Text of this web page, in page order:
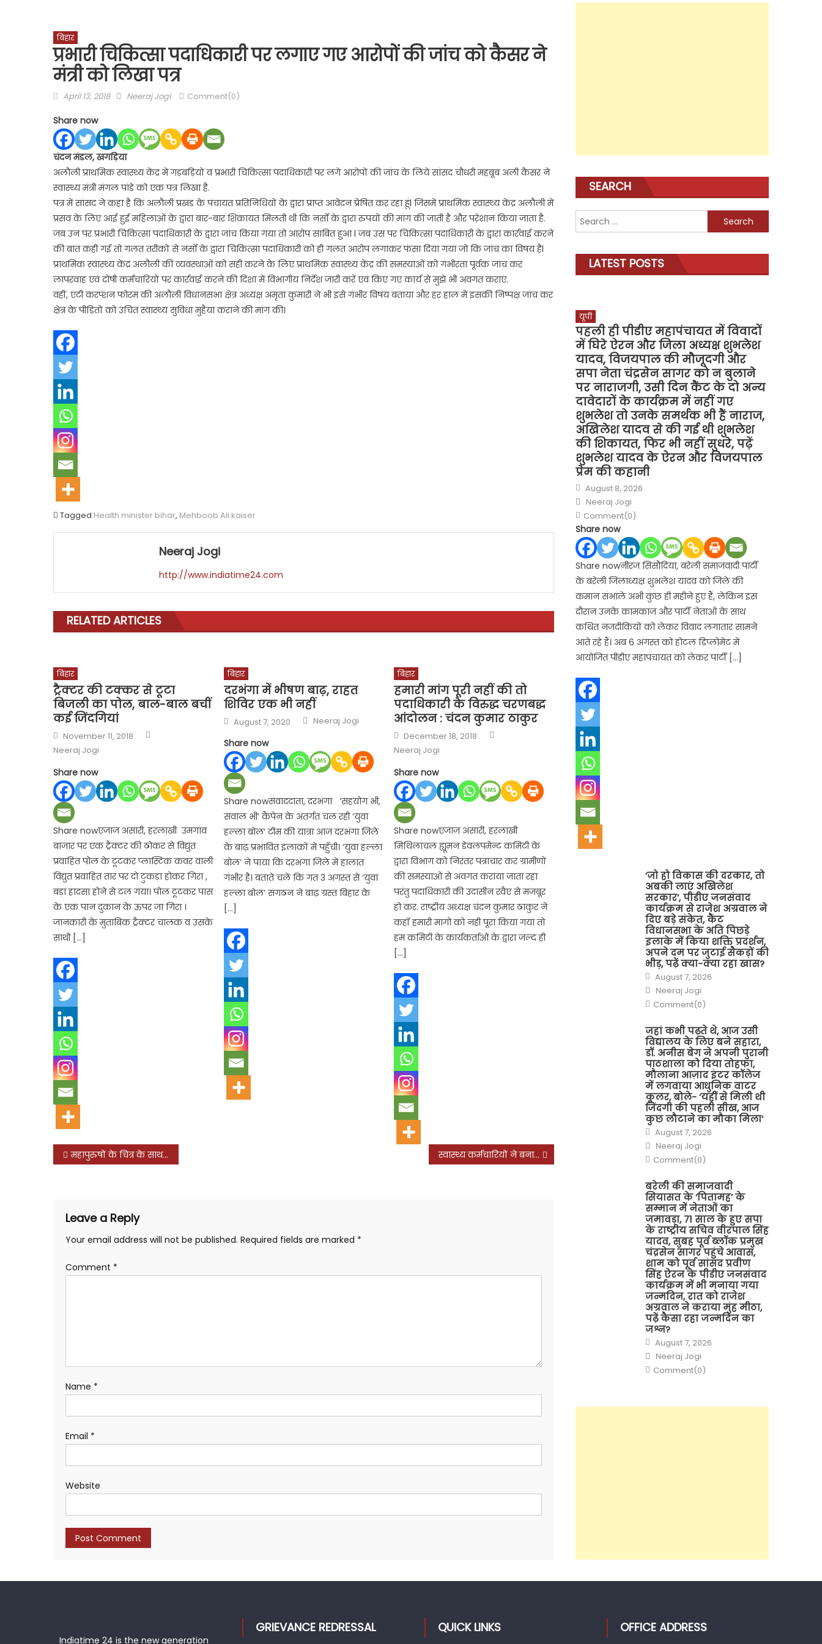
बिहार
प्रभारी चिकित्सा पदाधिकारी पर लगाए गए आरोपों की जांच को कैसर ने
मंत्री को लिखा पत्र
Posted
April 13, 2018 Author
Neeraj Jogi Comment(0)
Share now
चंदन मंडल, खगड़िया
अलौली प्राथमिक स्वास्थ्य केंद्र में गड़बड़ियों व प्रभारी चिकित्सा पदाधिकारी पर लगे आरोपों की जांच के लिये सांसद चौधरी महबूब अली कैसर ने
स्वास्थ्य मंत्री मंगल पांडे को एक पत्र लिखा है.
पत्र में सांसद ने कहा है कि अलौली प्रखंड के पंचायत प्रतिनिधियों के द्वारा प्राप्त आवेदन प्रेषित कर रहा हूंl जिसमें प्राथमिक स्वास्थ्य केंद्र अलौली में
प्रसव के लिए आई हुई महिलाओं के द्वारा बार-बार शिकायत मिलती थी कि नर्सों के द्वारा रुपयों की मांग की जाती है और परेशान किया जाता है.
जब उन पर प्रभारी चिकित्सा पदाधिकारी के द्वारा जांच किया गया तो आरोप साबित हुआ l जब उस पर चिकित्सा पदाधिकारी के द्वारा कार्रवाई करने
की बात कही गई तो गलत तरीकों से नर्सों के द्वारा चिकित्सा पदाधिकारी को ही गलत आरोप लगाकर फंसा दिया गया जो कि जांच का विषय हैl
प्राथमिक स्वास्थ्य केंद्र अलौली की व्यवस्थाओं को सही करने के लिए प्राथमिक स्वास्थ्य केंद्र की समस्याओं को गंभीरता पूर्वक जांच कर
लापरवाह एवं दोषी कर्मचारियों पर कार्रवाई करने की दिशा में विभागीय निर्देश जारी करें एवं किए गए कार्य से मुझे भी अवगत कराएं.
वहीं, एंटी करप्शन फोरम की अलौली विधानसभा क्षेत्र अध्यक्ष अमृता कुमारी ने भी इसे गंभीर विषय बताया और हर हाल में इसकी निष्पक्ष जांच कर
क्षेत्र के पीड़ितों को उचित स्वास्थ्य सुविधा मुहैया कराने की मांग की।
Tagged Health minister bihar, Mehboob Ali kaiser
Neeraj Jogi
http://www.indiatime24.com
RELATED ARTICLES
बिहार
ट्रैक्टर की टक्कर से टूटा
बिजली का पोल, बाल-बाल बचीं
कई जिंदगियां
Posted
on
November 11, 2018
Neeraj Jogi
Share now
Share nowएजाज अंसारी, हरलाखी उमगांव
बाजार पर एक ट्रैक्टर की ठोकर से विद्युत
प्रवाहित पोल के टूटकर प्लास्टिक कवर वाली
विद्युत प्रवाहित तार पर दो टुकड़ा होकर गिरा ,
बड़ा हादसा होने से टल गया। पोल टूटकर पास
के एक पान दुकान के ऊपर जा गिरा ।
जानकारी के मुताबिक ट्रैक्टर चालक व उसके
साथी […]
बिहार
दरभंगा में भीषण बाढ़, राहत
शिविर एक भी नहीं
Posted
on
August 7, 2020 Author
Neeraj Jogi
Share now
Share nowसंवाददाता, दरभंगा ‘सहयोग भी,
सवाल भी’ कैंपेन के अंतर्गत चल रही ‘युवा
हल्ला बोल’ टीम की यात्रा आज दरभंगा जिले
के बाढ़ प्रभावित इलाकों में पहुँची। ‘युवा हल्ला
बोल’ ने पाया कि दरभंगा जिले में हालात
गंभीर है। बताते चलें कि गत 3 अगस्त से ‘युवा
हल्ला बोल’ संगठन ने बाढ़ ग्रस्त बिहार के
[…]
बिहार
हमारी मांग पूरी नहीं की तो
पदाधिकारी के विरुद्ध चरणबद्ध
आंदोलन : चंदन कुमार ठाकुर
Posted
on
December 18, 2018
Neeraj Jogi
Share now
Share nowएजाज अंसारी, हरलाखी
मिथिलांचल ह्यूमन डेवलपमेन्ट कमिटी के
द्वारा विभाग को निरंतर पत्राचार कर ग्रामीणों
की समस्याओं से अवगत कराया जाता रहा
परंतु पदाधिकारी की उदासीन रवैए से मजबूर
हो कर. राष्ट्रीय अध्यक्ष चंदन कुमार ठाकुर ने
कहॉ हमारी मागो को नही पूरा किया गया तो
हम कमिटी के कार्यकर्ताओं के द्वारा जल्द ही
[…]
Post
महापुरुषों के चित्र के साथ चरित्र की भी पूजा करनी होगी : अमित आजाद स्वास्थ्य कर्मचारियों ने बनाई आंदोलन की रणनीति
Leave a Reply
Your email address will not be published. Required fields are marked *
Comment *
Name *
Email *
Website
SEARCH
Search
for:
LATEST POSTS
यूपी
पहली ही पीडीए महापंचायत में विवादों
में घिरे ऐरन और जिला अध्यक्ष शुभलेश
यादव, विजयपाल की मौजूदगी और
सपा नेता चंद्रसेन सागर को न बुलाने
पर नाराजगी, उसी दिन कैंट के दो अन्य
दावेदारों के कार्यक्रम में नहीं गए
शुभलेश तो उनके समर्थक भी हैं नाराज,
अखिलेश यादव से की गई थी शुभलेश
की शिकायत, फिर भी नहीं सुधरे, पढ़ें
शुभलेश यादव के ऐरन और विजयपाल
प्रेम की कहानी
Posted
on
August 8, 2026
Author
Neeraj Jogi
Comment(0)
Share now
Share nowनीरज सिसौदिया, बरेली समाजवादी पार्टी
के बरेली जिलाध्यक्ष शुभलेश यादव को जिले की
कमान संभाले अभी कुछ ही महीने हुए हैं, लेकिन इस
दौरान उनके कामकाज और पार्टी नेताओं के साथ
कथित नजदीकियों को लेकर विवाद लगातार सामने
आते रहे हैं। अब 6 अगस्त को होटल डिप्लोमेट में
आयोजित पीडीए महापंचायत को लेकर पार्टी […]
‘जो हो विकास की दरकार, तो
अबकी लाएं अखिलेश
सरकार’, पीडीए जनसंवाद
कार्यक्रम से राजेश अग्रवाल ने
दिए बड़े संकेत, कैंट
विधानसभा के अति पिछड़े
इलाके में किया शक्ति प्रदर्शन,
अपने दम पर जुटाई सैकड़ों की
भीड़, पढ़ें क्या-क्या रहा खास?
Posted
on
August 7, 2026
Author
Neeraj Jogi
Comment(0)
जहां कभी पढ़ते थे, आज उसी
विद्यालय के लिए बने सहारा,
डॉ. अनीस बेग ने अपनी पुरानी
पाठशाला को दिया तोहफा,
मौलाना आज़ाद इंटर कॉलेज
में लगवाया आधुनिक वाटर
कूलर, बोले- ‘यहीं से मिली थी
जिंदगी की पहली सीख, आज
कुछ लौटाने का मौका मिला’
Posted
on
August 7, 2026
Author
Neeraj Jogi
Comment(0)
बरेली की समाजवादी
सियासत के ‘पितामह’ के
सम्मान में नेताओं का
जमावड़ा, 71 साल के हुए सपा
के राष्ट्रीय सचिव वीरपाल सिंह
यादव, सुबह पूर्व ब्लॉक प्रमुख
चंद्रसेन सागर पहुंचे आवास,
शाम को पूर्व सांसद प्रवीण
सिंह ऐरन के पीडीए जनसंवाद
कार्यक्रम में भी मनाया गया
जन्मदिन, रात को राजेश
अग्रवाल ने कराया मुंह मीठा,
पढ़ें कैसा रहा जन्मदिन का
जश्न?
Posted
on
August 7, 2026
Author
Neeraj Jogi
Comment(0)
Indiatime 24 is the new generation
GRIEVANCE REDRESSAL QUICK LINKS OFFICE ADDRESS